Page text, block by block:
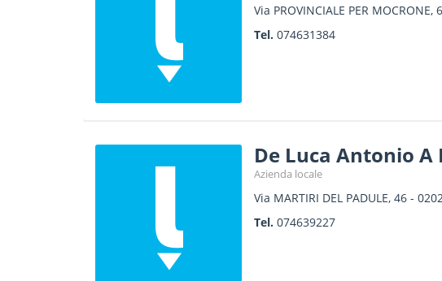
Via PROVINCIALE PER MOCRONE,
Tel. 074631384
De Luca Antonio A
Azienda locale
Via MARTIRI DEL PADULE, 46-
Tel. 074639227